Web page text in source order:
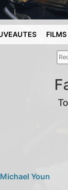
Michael Youn